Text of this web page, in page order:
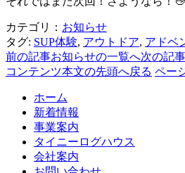
カテゴリ： お知らせ
タグ: SUP体験, アウトドア, アドベ
前の記事お知らせの一覧へ次の記事
コンテンツ本文の先頭へ戻る ペー
ホーム
新着情報
事業案内
タイニーログハウス
会社案内